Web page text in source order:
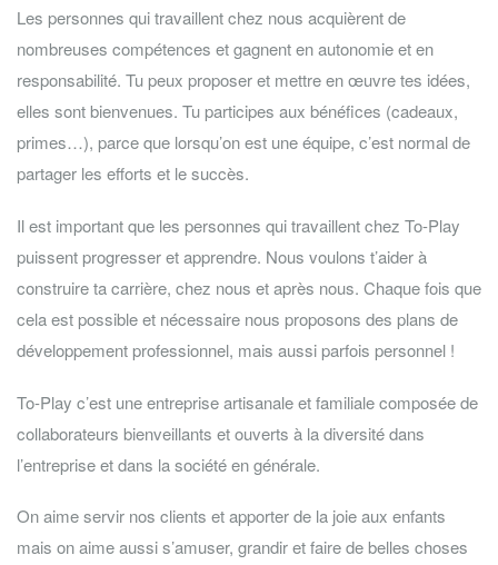
Les personnes qui travaillent chez nous acquièrent de
nombreuses compétences et gagnent en autonomie et en
responsabilité. Tu peux proposer et mettre en œuvre tes idées,
elles sont bienvenues. Tu participes aux bénéfices (cadeaux,
primes…), parce que lorsqu’on est une équipe, c’est normal de
partager les efforts et le succès.
Il est important que les personnes qui travaillent chez To-Play
puissent progresser et apprendre. Nous voulons t’aider à
construire ta carrière, chez nous et après nous. Chaque fois que
cela est possible et nécessaire nous proposons des plans de
développement professionnel, mais aussi parfois personnel !
To-Play c’est une entreprise artisanale et familiale composée de
collaborateurs bienveillants et ouverts à la diversité dans
l’entreprise et dans la société en générale.
On aime servir nos clients et apporter de la joie aux enfants
mais on aime aussi s’amuser, grandir et faire de belles choses